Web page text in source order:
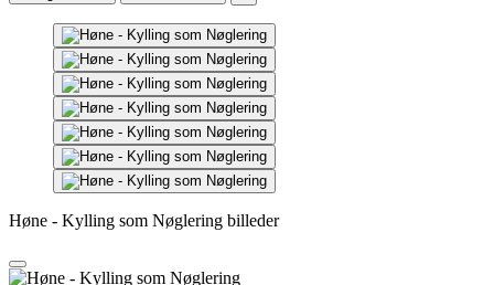
Høne - Kylling som Nøglering billeder